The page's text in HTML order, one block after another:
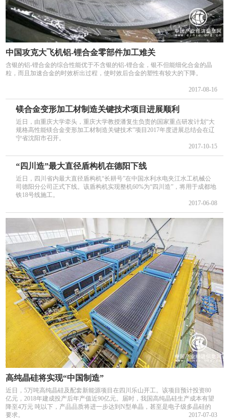
中国攻克大飞机铝-锂合金零部件加工难关
含银的铝-锂合金的综合性能优于不含银的铝-锂合金，银不但能细化合金的晶
粒，而且加速合金的时效析出过程，使时效后合金的塑性有较大的下降。
2017-08-16
镁合金变形加工材制造关键技术项目进展顺利
近日，由重庆大学牵头，重庆大学教授潘复生负责的国家重点研发计划“大
规格高性能镁合金变形加工材制造关键技术”项目2017年度进展总结会在辽
宁省沈阳市召开。
2017-10-15
“四川造”最大直径盾构机在德阳下线
近日，四川省内最大直径盾构机“长耕号”在中国水利水电夹江水工机械公
司德阳分公司正式下线。该盾构机实现整机60%为“四川造”，将用于成都地
铁18号线施工。
2017-06-08
高纯晶硅将实现“中国制造”
近日，5万吨高纯晶硅及配套新能源项目在四川乐山开工。该项目预计投资80
亿元，2018年建成投产后年产值近90亿元。届时，我国高纯晶硅生产成本有望
降至4万元 吨以下，产品品质将进一步达到N型单晶，甚至是电子级多晶硅的
要求。
2017-07-03